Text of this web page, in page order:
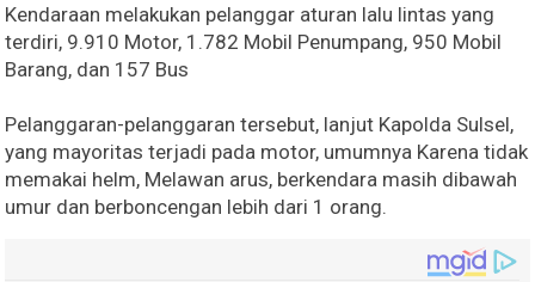
Kendaraan melakukan pelanggar aturan lalu lintas yang
terdiri, 9.910 Motor, 1.782 Mobil Penumpang, 950 Mobil
Barang, dan 157 Bus
Pelanggaran-pelanggaran tersebut, lanjut Kapolda Sulsel,
yang mayoritas terjadi pada motor, umumnya Karena tidak
memakai helm, Melawan arus, berkendara masih dibawah
umur dan berboncengan lebih dari 1 orang.